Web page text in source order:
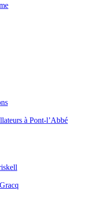
à Pont-l’Abbé